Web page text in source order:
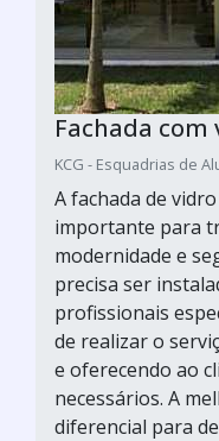
Fachada com
KCG - Esquadrias de
A fachada de
importante para
modernidade e
precisa ser
profissionais
de realizar o
e oferecendo ao
necessários. A
diferencial para